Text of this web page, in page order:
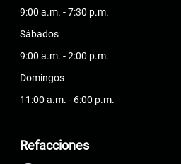
9:00 a.m. - 7:30 p.m.
Sábados
9:00 a.m. - 2:00 p.m.
Domingos
11:00 a.m. - 6:00 p.m.
Refacciones